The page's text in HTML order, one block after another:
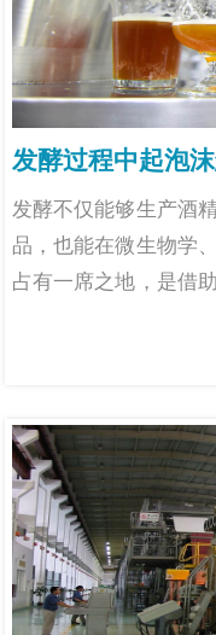
发酵过程中起泡
发酵不仅能够生产酒
品，也能在微生物学
占有一席之地，是借
微生物菌体的过程，
工等领域。但是在发